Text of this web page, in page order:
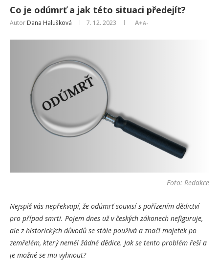
Co je odúmrť a jak této situaci předejít?
Autor Dana Halušková 7. 12. 2023 A+A-
Foto: Redakce
Nejspíš vás nepřekvapí, že odúmrť souvisí s pořízením dědictví
pro případ smrti. Pojem dnes už v českých zákonech nefiguruje,
ale z historických důvodů se stále používá a značí majetek po
zemřelém, který neměl žádné dědice. Jak se tento problém řeší a
je možné se mu vyhnout?